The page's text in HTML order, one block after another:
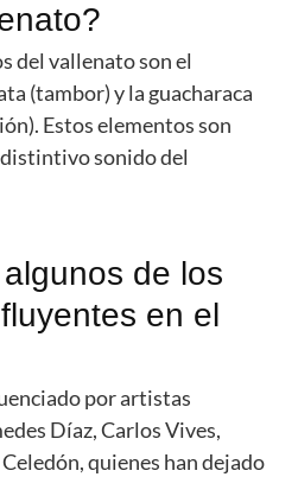
del vallenato son el
(tambor) y la guacharaca
Estos elementos son
sonido del
de los
en el
por artistas
Díaz, Carlos Vives,
quienes han dejado